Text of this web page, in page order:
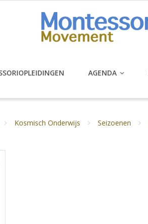
AGENDA
Kosmisch Onderwijs Seizoenen